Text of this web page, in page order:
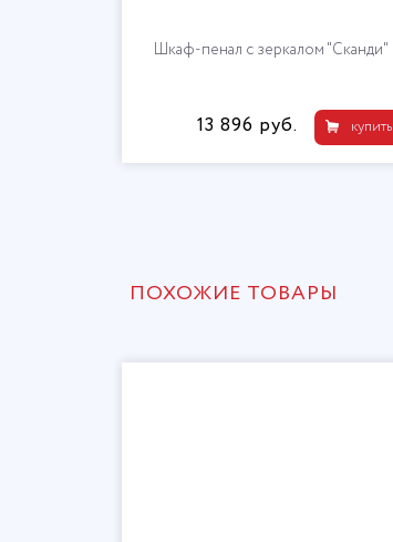
Шкаф-пенал с зеркалом "Сканди"
купить
13 896 руб.
ПОХОЖИЕ ТОВАРЫ